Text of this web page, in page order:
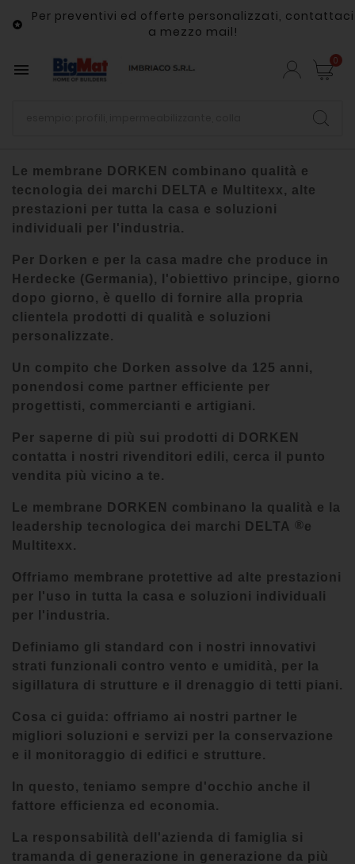

Per preventivi ed offerte personalizzati, contattaci
a mezzo mail!
 0
Le membrane DORKEN combinano qualità e
tecnologia dei marchi DELTA e Multitexx, alte
prestazioni per tutta la casa e soluzioni
individuali per l'industria.
Per Dorken e per la casa madre che produce in
Herdecke (Germania), l'obiettivo principe, giorno
dopo giorno, è quello di fornire alla propria
clientela prodotti di qualità e soluzioni
personalizzate.
Un compito che Dorken assolve da 125 anni,
ponendosi come partner efficiente per
progettisti, commercianti e artigiani.
Per saperne di più sui prodotti di DORKEN
contatta i nostri rivenditori edili, cerca il punto
vendita più vicino a te.
Le membrane DORKEN combinano la qualità e la
leadership tecnologica dei marchi DELTA ®e
Multitexx.
Offriamo membrane protettive ad alte prestazioni
per l'uso in tutta la casa e soluzioni individuali
per l'industria.
Definiamo gli standard con i nostri innovativi
strati funzionali contro vento e umidità, per la
sigillatura di strutture e il drenaggio di tetti piani.
Cosa ci guida: offriamo ai nostri partner le
migliori soluzioni e servizi per la conservazione
e il monitoraggio di edifici e strutture.
In questo, teniamo sempre d'occhio anche il
fattore efficienza ed economia.
La responsabilità dell'azienda di famiglia si
tramanda di generazione in generazione da più